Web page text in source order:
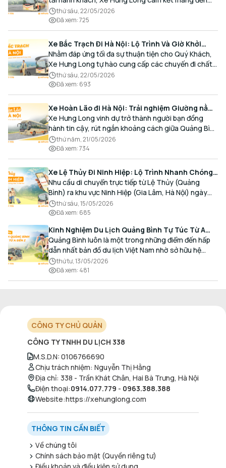
cho Quý Khách một hành trình di chuyển trọn vẹn,
thoải mái và đúng giờ.
thứ sáu, 22/05/2026
Đã xem:725
Xe Bắc Trạch Đi Hà Nội: Lộ Trình Và Giờ Khởi
Hành Cùng Xe Hưng Long
Nhằm đáp ứng tối đa sự thuận tiện cho Quý Khách,
Xe Hưng Long tự hào cung cấp các chuyến đi chất
lượng cao, an toàn với lịch trình linh hoạt mỗi ngày.
thứ sáu, 22/05/2026
Đã xem: 693
Xe Hoàn Lão đi Hà Nội: Trải nghiệm Giường nằm
Cao cấp, Đón trả Tận nơi
Xe Hưng Long vinh dự trở thành người bạn đồng
hành tin cậy, rút ngắn khoảng cách giữa Quảng Bình
và Thủ đô bằng chất lượng dịch vụ chuẩn mực.
thứ năm, 21/05/2026
Đã xem:734
Xe Lệ Thủy Đi Ninh Hiệp: Lộ Trình Nhanh Chóng,
Đón Trả Tận Nơi
Nhu cầu di chuyển trực tiếp từ Lệ Thủy (Quảng
Bình) ra khu vực Ninh Hiệp (Gia Lâm, Hà Nội) ngày
càng gia tăng, đặc biệt đối với các hành khách có
nhu cầu giao thương, kinh doanh và mua sắm.
thứ sáu, 15/05/2026
Đã xem: 685
Kinh Nghiệm Du Lịch Quảng Bình Tự Túc Từ A
Đến Z Chi Tiết Nhất
Quảng Bình luôn là một trong những điểm đến hấp
dẫn nhất bản đồ du lịch Việt Nam nhờ sở hữu hệ
thống hang động kỳ vĩ, những bãi biển hoang sơ và
nét ẩm thực đậm đà bản sắc.
thứ tư, 13/05/2026
Đã xem: 481
CÔNG TY CHỦ QUẢN
CÔNG TY TNHH DU LỊCH 338
M.S.D.N: 0106766690
Chịu trách nhiệm: Nguyễn Thị Hằng
Địa chỉ: 338 - Trần Khát Chân, Hai Bà Trưng, Hà Nội
Điện thoại:0914.077.779 - 0963.388.388
Website:https://xehunglong.com
THÔNG TIN CẦN BIẾT
Về chúng tôi
Chính sách bảo mật (Quyền riêng tư)